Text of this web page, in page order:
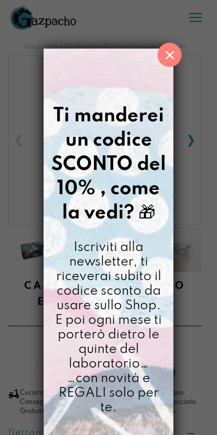
Salta
contenuto
Gazpacho > Cardisssima Principio Erano le Emozioni
CARDISSSIMA PRINCIPIO
ERANO LE EMOZIONI
€16,00
[ Portacarte: 10,3 x 7,5 x 0,4cm ]
Cardisssima
Erano
le
Emozioni
quantità
LO VOGLIO
Cuciamo ogni ordine nel nostro laboratorio di Padova.
Consegna in 4/5 giorni lavorativi, pacco sempre tracciato.
Gratuita per ordini di importo superiore ai 100 euro.
Dettagli prodotto
Ti manderei
un codice
SCONTO del
10% , come
la vedi? 🎁
Iscriviti alla
newsletter, ti
riceverai subito il
codice sconto da
usare sullo Shop.
E poi ogni mese ti
porterò dietro le
quinte del
laboratorio…
…con novità e
REGALI solo per
te.
×